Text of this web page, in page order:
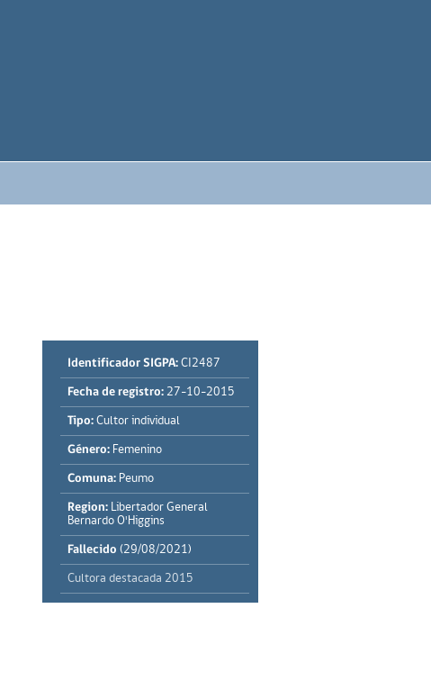
Identificador SIGPA: CI2487
Fecha de registro: 27-10-2015
Tipo: Cultor individual
Género: Femenino
Comuna: Peumo
Region: Libertador General
Bernardo O'Higgins
Fallecido (29/08/2021)
Cultora destacada 2015